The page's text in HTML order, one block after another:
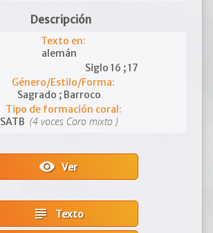
Descripción
Texto en:
alemán
Siglo 16 ; 17
Género/Estilo/Forma:
Sagrado ; Barroco
Tipo de formación coral:
SATB (4 voces Coro mixto )
visibility Ver
subject Texto